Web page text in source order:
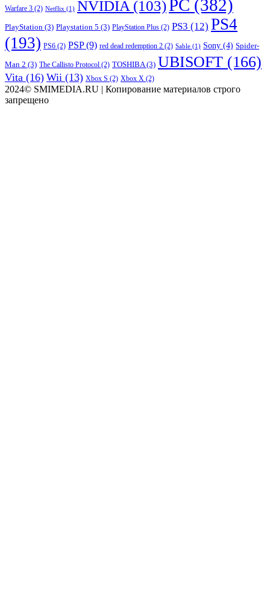
Warfare 3 (2) Netflix (1) NVIDIA (103) PC (382)
PlayStation (3) Playstation 5 (3) PlayStation Plus (2) PS3 (12) PS4
(193) PS6 (2) PSP(9) red dead redemption 2 (2) Sable (1) Sony (4) Spider-
Man 2 (3) The Callisto Protocol (2) TOSHIBA(3) UBISOFT (166)
Vita (16) Wii (13) Xbox S (2) Xbox X (2)
2024© SMIMEDIA.RU | Копирование материалов строго
запрещено